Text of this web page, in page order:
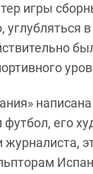
игры
его